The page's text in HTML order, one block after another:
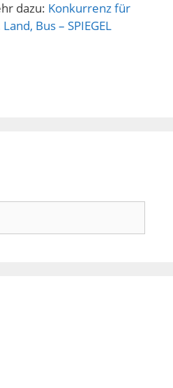
dazu: Konkurrenz für
Bus – SPIEGEL